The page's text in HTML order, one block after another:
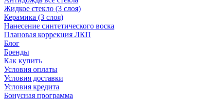
Жидкое стекло (3 слоя)
Керамика (3 слоя)
Нанесение синтетического воска
Плановая коррекция ЛКП
Блог
Бренды
Как купить
Условия оплаты
Условия доставки
Условия кредита
Бонусная программа